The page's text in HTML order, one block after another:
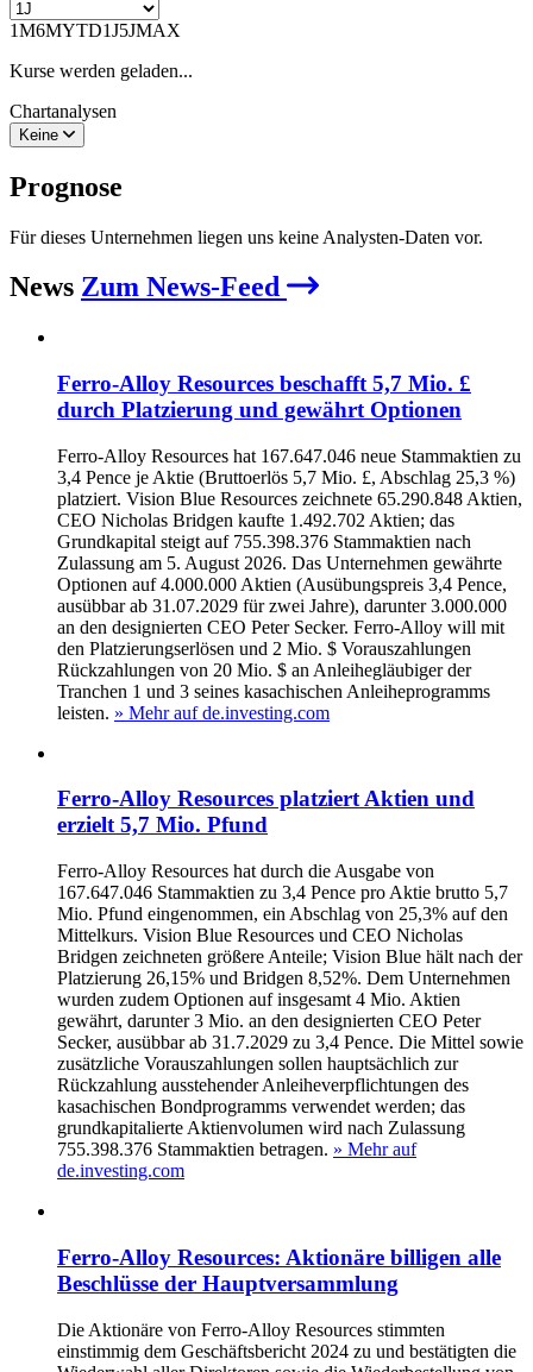
1M6MYTD1J5JMAX
Kurse werden geladen...
Chartanalysen
Keine
Prognose
Für dieses Unternehmen liegen uns keine Analysten-Daten vor.
News Zum News-Feed
Ferro-Alloy Resources beschafft 5,7 Mio. £
durch Platzierung und gewährt Optionen
Ferro-Alloy Resources hat 167.647.046 neue Stammaktien zu
3,4 Pence je Aktie (Bruttoerlös 5,7 Mio. £, Abschlag 25,3 %)
platziert. Vision Blue Resources zeichnete 65.290.848 Aktien,
CEO Nicholas Bridgen kaufte 1.492.702 Aktien; das
Grundkapital steigt auf 755.398.376 Stammaktien nach
Zulassung am 5. August 2026. Das Unternehmen gewährte
Optionen auf 4.000.000 Aktien (Ausübungspreis 3,4 Pence,
ausübbar ab 31.07.2029 für zwei Jahre), darunter 3.000.000
an den designierten CEO Peter Secker. Ferro-Alloy will mit
den Platzierungserlösen und 2 Mio. $ Vorauszahlungen
Rückzahlungen von 20 Mio. $ an Anleihegläubiger der
Tranchen 1 und 3 seines kasachischen Anleiheprogramms
leisten. » Mehr auf de.investing.com
Ferro-Alloy Resources platziert Aktien und
erzielt 5,7 Mio. Pfund
Ferro-Alloy Resources hat durch die Ausgabe von
167.647.046 Stammaktien zu 3,4 Pence pro Aktie brutto 5,7
Mio. Pfund eingenommen, ein Abschlag von 25,3% auf den
Mittelkurs. Vision Blue Resources und CEO Nicholas
Bridgen zeichneten größere Anteile; Vision Blue hält nach der
Platzierung 26,15% und Bridgen 8,52%. Dem Unternehmen
wurden zudem Optionen auf insgesamt 4 Mio. Aktien
gewährt, darunter 3 Mio. an den designierten CEO Peter
Secker, ausübbar ab 31.7.2029 zu 3,4 Pence. Die Mittel sowie
zusätzliche Vorauszahlungen sollen hauptsächlich zur
Rückzahlung ausstehender Anleiheverpflichtungen des
kasachischen Bondprogramms verwendet werden; das
grundkapitalierte Aktienvolumen wird nach Zulassung
755.398.376 Stammaktien betragen. » Mehr auf
de.investing.com
Ferro-Alloy Resources: Aktionäre billigen alle
Beschlüsse der Hauptversammlung
Die Aktionäre von Ferro-Alloy Resources stimmten
einstimmig dem Geschäftsbericht 2024 zu und bestätigten die